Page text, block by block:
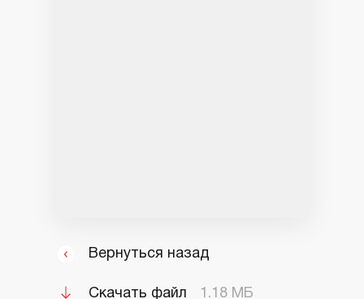
Вернуться назад
Скачать файл 1.18 МБ